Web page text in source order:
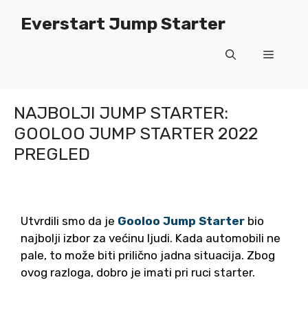
Everstart Jump Starter
NAJBOLJI JUMP STARTER:
GOOLOO JUMP STARTER 2022
PREGLED
Utvrdili smo da je Gooloo Jump Starter bio
najbolji izbor za većinu ljudi. Kada automobili ne
pale, to može biti prilično jadna situacija. Zbog
ovog razloga, dobro je imati pri ruci starter.